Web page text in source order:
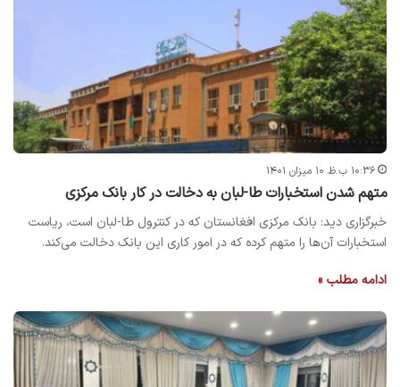
۱۰:۳۶ ب.ظ ۱۰ میزان ۱۴۰۱
متهم شدن استخبارات طا-لبان به دخالت در کار بانک مرکزی
خبرگزاری دید: بانک مرکزی افغانستان که در کنترول طا-لبان است، ریاست
استخبارات آن‌ها را متهم کرده که در امور کاری این بانک دخالت می‌کند.
ادامه مطلب »